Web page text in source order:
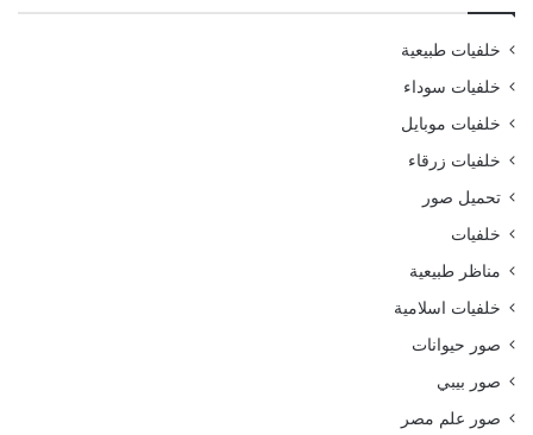
خلفيات طبيعية
خلفيات سوداء
خلفيات موبايل
خلفيات زرقاء
تحميل صور
خلفيات
مناظر طبيعية
خلفيات اسلامية
صور حيوانات
صور بيبي
صور علم مصر